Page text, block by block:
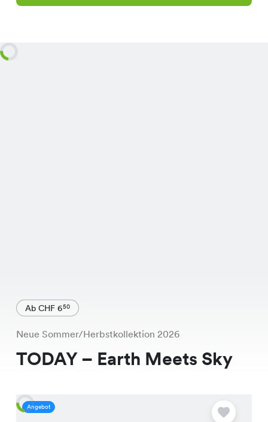
Ab CHF 650
Neue Sommer/Herbstkollektion 2026
TODAY – Earth Meets Sky
Angebot